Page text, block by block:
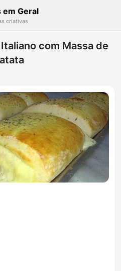
Geral
criativas
com Massa de